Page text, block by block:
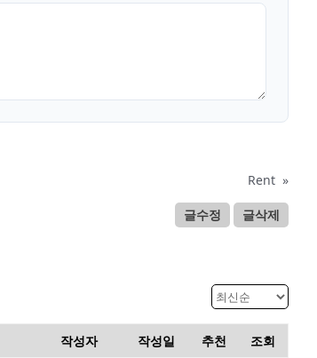
Rent »
글수정 글삭제
작성자 작성일 추천 조회